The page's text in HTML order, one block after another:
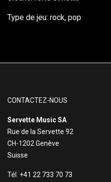
Type de jeu: rock, pop
CONTACTEZ-NOUS
Servette Music SA
Rue de la Servette 92
CH-1202 Genève
Suisse
Tél. +41 22 733 70 73